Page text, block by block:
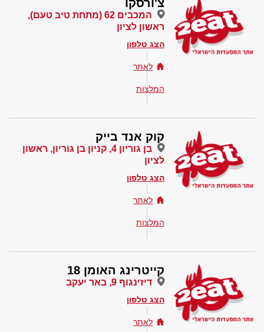
צ'ורסקו
המכבים 62 (מתחת טיב טעם),
ראשון לציון
הצג טלפון
לאתר
המלצות
קוק אנד בייק
בן גוריון 4, קניון בן גוריון, ראשון
לציון
הצג טלפון
לאתר
המלצות
קייטרינג האומן 18
דיזינגוף 9, באר יעקב
הצג טלפון
לאתר